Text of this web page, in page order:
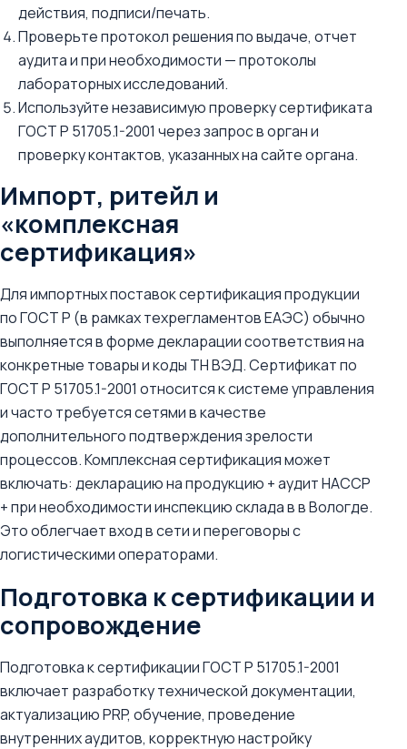
действия, подписи/печать.
Проверьте протокол решения по выдаче, отчет
аудита и при необходимости — протоколы
лабораторных исследований.
Используйте независимую проверку сертификата
ГОСТ Р 51705.1-2001 через запрос в орган и
проверку контактов, указанных на сайте органа.
Импорт, ритейл и
«комплексная
сертификация»
Для импортных поставок сертификация продукции
по ГОСТ Р (в рамках техрегламентов ЕАЭС) обычно
выполняется в форме декларации соответствия на
конкретные товары и коды ТН ВЭД. Сертификат по
ГОСТ Р 51705.1-2001 относится к системе управления
и часто требуется сетями в качестве
дополнительного подтверждения зрелости
процессов. Комплексная сертификация может
включать: декларацию на продукцию + аудит HACCP
+ при необходимости инспекцию склада в в Вологде.
Это облегчает вход в сети и переговоры с
логистическими операторами.
Подготовка к сертификации и
сопровождение
Подготовка к сертификации ГОСТ Р 51705.1-2001
включает разработку технической документации,
актуализацию PRP, обучение, проведение
внутренних аудитов, корректную настройку